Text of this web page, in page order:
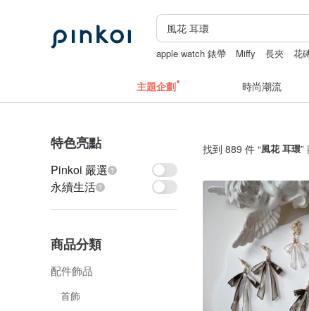
apple watch 錶帶 Miffy 長夾 花
主題企劃 時尚潮流
特色亮點
Pinkoi 嚴選
永續生活
商品分類
配件飾品
首飾
找到 889 件 “風花 耳環”